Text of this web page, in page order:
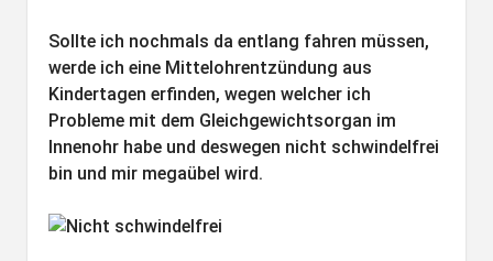
Sollte ich nochmals da entlang fahren müssen,
werde ich eine Mittelohrentzündung aus
Kindertagen erfinden, wegen welcher ich
Probleme mit dem Gleichgewichtsorgan im
Innenohr habe und deswegen nicht schwindelfrei
bin und mir megaübel wird.